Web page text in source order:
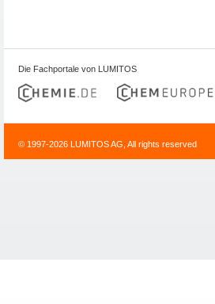
Die Fachportale von LUMITOS
© 1997-2026 LUMITOS AG, All rights reserved